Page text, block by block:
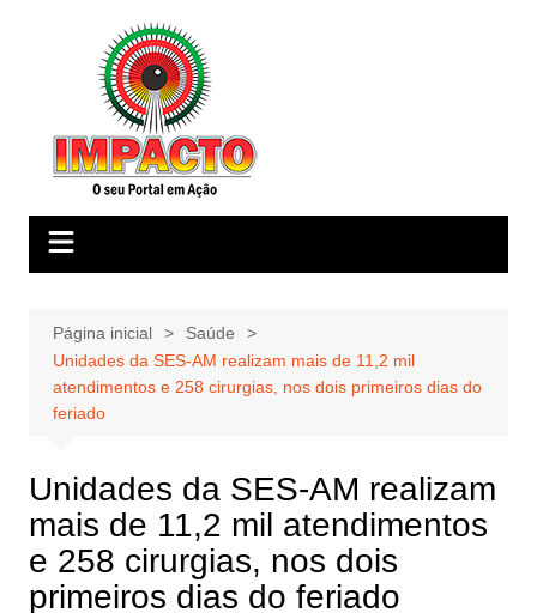
Página inicial
Saúde
Unidades da SES-AM realizam mais de 11,2 mil
atendimentos e 258 cirurgias, nos dois primeiros dias do
feriado
Unidades da SES-AM realizam
mais de 11,2 mil atendimentos
e 258 cirurgias, nos dois
primeiros dias do feriado